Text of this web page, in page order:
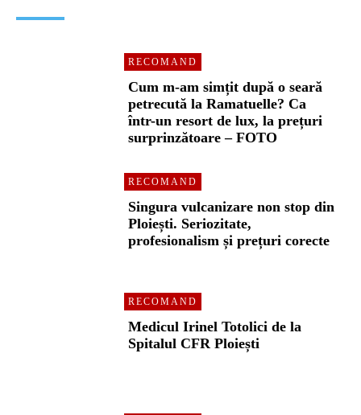
RECOMAND
Cum m-am simțit după o seară
petrecută la Ramatuelle? Ca
într-un resort de lux, la prețuri
surprinzătoare – FOTO
RECOMAND
Singura vulcanizare non stop din
Ploiești. Seriozitate,
profesionalism și prețuri corecte
RECOMAND
Medicul Irinel Totolici de la
Spitalul CFR Ploiești